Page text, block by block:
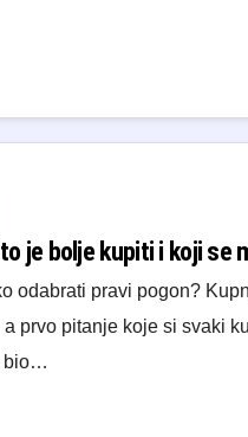
je bolje kupiti i koji se
odabrati pravi pogon?
prvo pitanje koje si svaki
bio…